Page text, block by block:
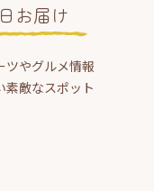
お届け
ツやグルメ情報
素敵なスポット